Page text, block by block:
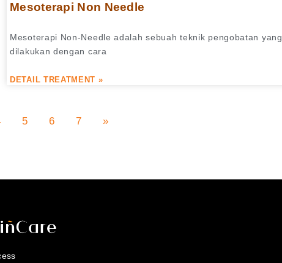
Mesoterapi Non Needle
Mesoterapi Non-Needle adalah sebuah teknik pengobatan yang
dilakukan dengan cara
DETAIL TREATMENT »
5 6 7 »